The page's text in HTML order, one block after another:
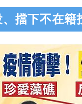
擋下不在籍